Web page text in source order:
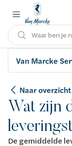
Waar ben je
Van Marcke
Naar
Wat zijn
De gemiddelde